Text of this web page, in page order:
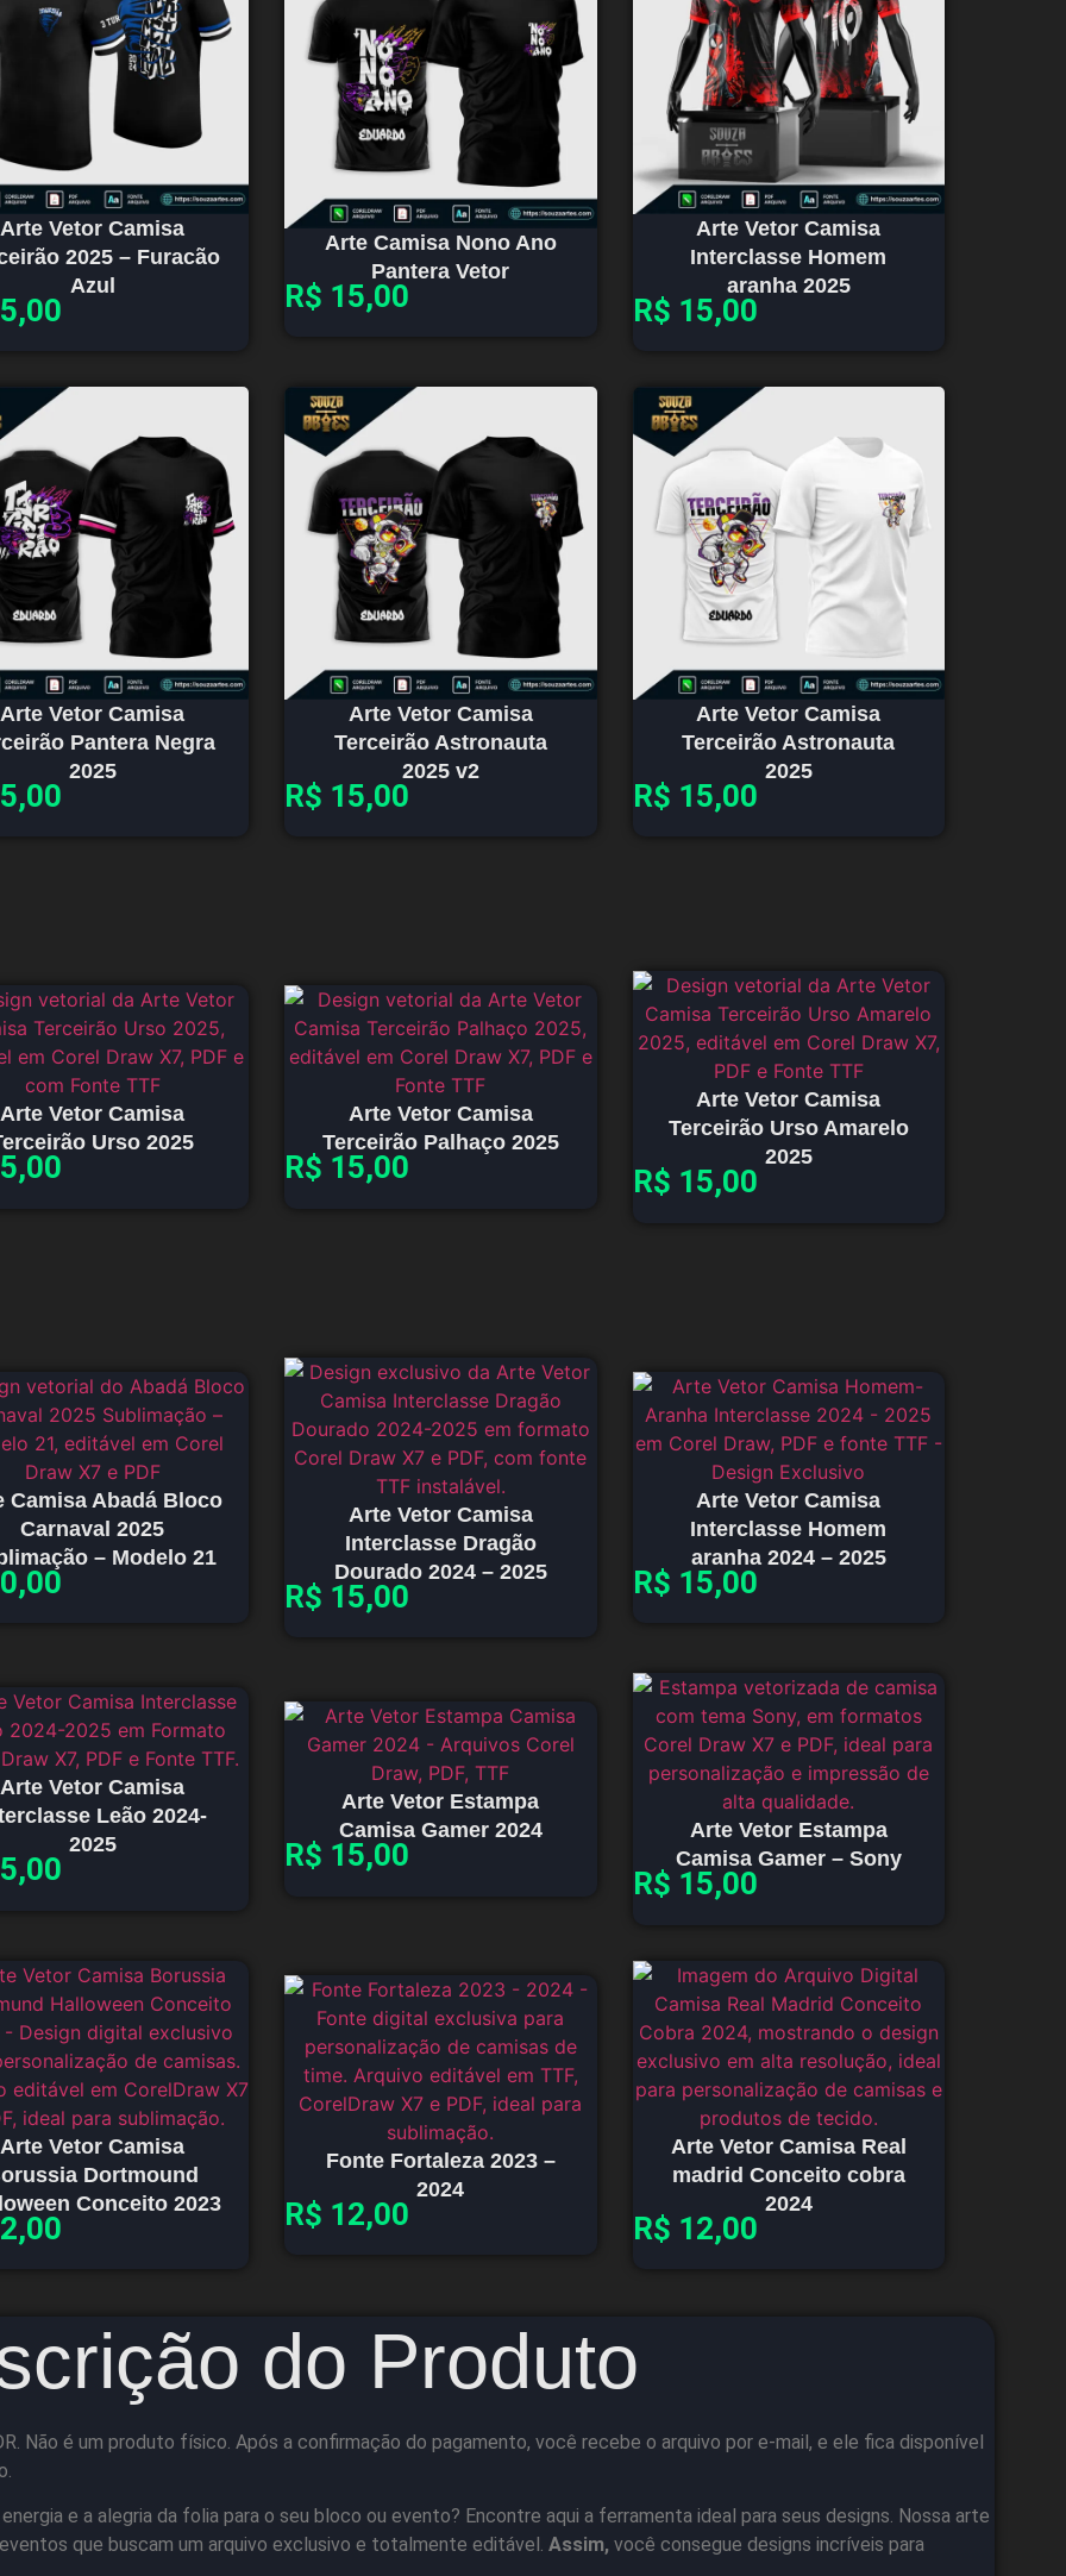
Arte Vetor Camisa
2025 – Furacão
Azul
Arte Camisa Nono Ano
Pantera Vetor
R$ 15,00
Arte Vetor Camisa
Interclasse Homem
aranha 2025
R$ 15,00
Arte Vetor Camisa
Pantera Negra
2025
Arte Vetor Camisa
Terceirão Astronauta
2025 v2
R$ 15,00
Arte Vetor Camisa
Terceirão Astronauta
2025
R$ 15,00
Arte Vetor Camisa
Urso 2025
Arte Vetor Camisa
Terceirão Palhaço 2025
R$ 15,00
Arte Vetor Camisa
Terceirão Urso Amarelo
2025
R$ 15,00
Camisa Abadá Bloco
Carnaval 2025
– Modelo 21
Arte Vetor Camisa
Interclasse Dragão
Dourado 2024 – 2025
R$ 15,00
Arte Vetor Camisa
Interclasse Homem
aranha 2024 – 2025
R$ 15,00
Arte Vetor Camisa
Leão 2024-
2025
Arte Vetor Estampa
Camisa Gamer 2024
R$ 15,00
Arte Vetor Estampa
Camisa Gamer – Sony
R$ 15,00
Arte Vetor Camisa
Dortmound
Conceito 2023
Fonte Fortaleza 2023 –
2024
R$ 12,00
Arte Vetor Camisa Real
madrid Conceito cobra
2024
R$ 12,00
do Produto
Não é um produto físico. Após a confirmação do pagamento, você recebe o arquivo por e-mail, e ele fica disponível
e a alegria da folia para o seu bloco ou evento? Encontre aqui a ferramenta ideal para seus designs. Nossa arte
que buscam um arquivo exclusivo e totalmente editável. Assim, você consegue designs incríveis para